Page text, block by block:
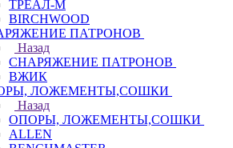
ТРЕАЛ-М
BIRCHWOOD
ПАТРОНОВ
Назад
СНАРЯЖЕНИЕ ПАТРОНОВ
ВЖИК
ЛОЖЕМЕНТЫ,СОШКИ
Назад
ОПОРЫ, ЛОЖЕМЕНТЫ,СОШКИ
ALLEN